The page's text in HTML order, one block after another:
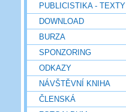
PUBLICISTIKA - TEXTY
DOWNLOAD
BURZA
SPONZORING
ODKAZY
NÁVŠTĚVNÍ KNIHA
ČLENSKÁ